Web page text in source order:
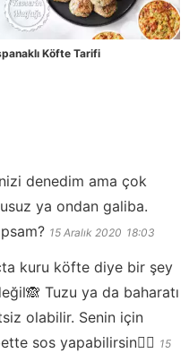
Köfte Tarifi
denedim ama çok
ya ondan galiba.
15 Aralık 2020 18:03
kuru köfte diye bir şey
Tuzu ya da baharatı
olabilir. Senin için
sos yapabilirsin👍🏻 15